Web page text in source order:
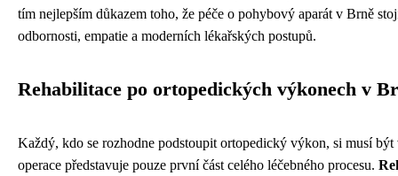
tím nejlepším důkazem toho, že péče o pohybový aparát v Brně
odbornosti, empatie a moderních lékařských postupů.
Rehabilitace po ortopedických výkonech v
Každý, kdo se rozhodne podstoupit ortopedický výkon, si musí být
operace představuje pouze první část celého léčebného procesu.